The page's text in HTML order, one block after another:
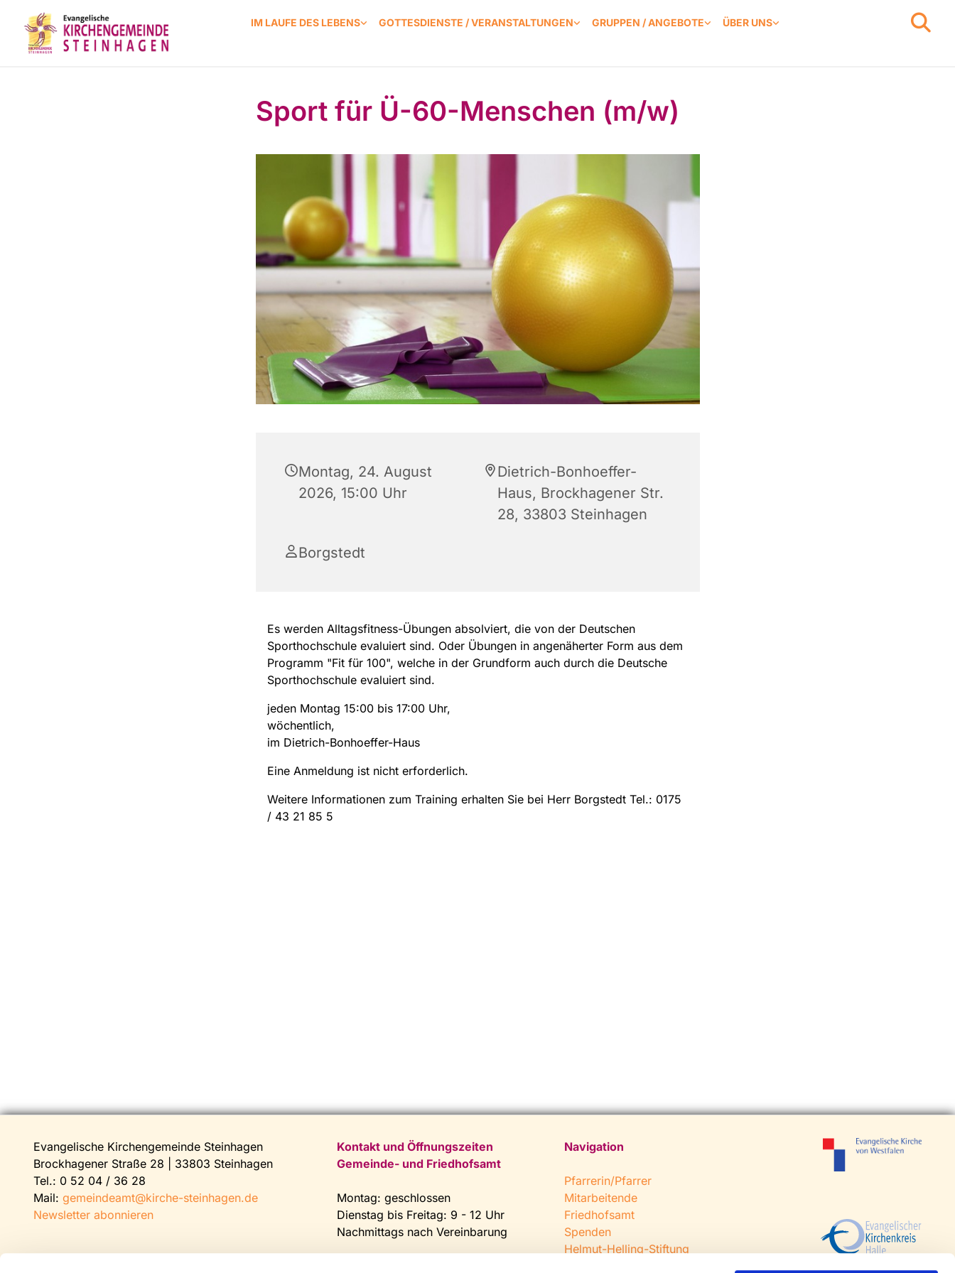
IM LAUFE DES LEBENS GOTTESDIENSTE / VERANSTALTUNGEN GRUPPEN / ANGEBOTE ÜBER UNS
Sport für Ü-60-Menschen (m/w)
Montag, 24. August
2026, 15:00 Uhr
Dietrich-Bonhoeffer-
Haus, Brockhagener Str.
28, 33803 Steinhagen
Borgstedt
Es werden Alltagsfitness-Übungen absolviert, die von der Deutschen
Sporthochschule evaluiert sind. Oder Übungen in angenäherter Form aus dem
Programm "Fit für 100", welche in der Grundform auch durch die Deutsche
Sporthochschule evaluiert sind.
jeden Montag 15:00 bis 17:00 Uhr,
wöchentlich,
im Dietrich-Bonhoeffer-Haus
Eine Anmeldung ist nicht erforderlich.
Weitere Informationen zum Training erhalten Sie bei Herr Borgstedt Tel.: 0175
/ 43 21 85 5
Evangelische Kirchengemeinde Steinhagen
Brockhagener Straße 28 | 33803 Steinhagen
Tel.: 0 52 04 / 36 28
Mail: gemeindeamt@kirche-steinhagen.de
Newsletter abonnieren
Kontakt und Öffnungszeiten
Gemeinde- und Friedhofsamt
Montag: geschlossen
Dienstag bis Freitag: 9 - 12 Uhr
Nachmittags nach Vereinbarung
Navigation
Pfarrerin/Pfarrer
Mitarbeitende
Friedhofsamt
Spenden
Helmut-Helling-Stiftung